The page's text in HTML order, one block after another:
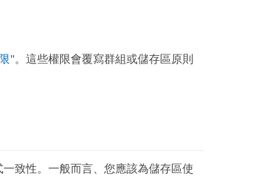
"。這些權限會覆寫群組或儲存區原則
致性。一般而言、您應該為儲存區使